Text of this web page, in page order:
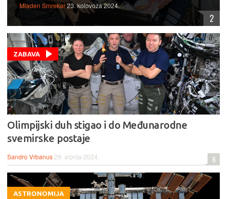
Mladen Smrekar23. kolovoza 2024.
2
ZABAVA
Olimpijski duh stigao i do Međunarodne
svemirske postaje
Sandro Vrbanus 29. srpnja 2024. 6
ASTRONOMIJA